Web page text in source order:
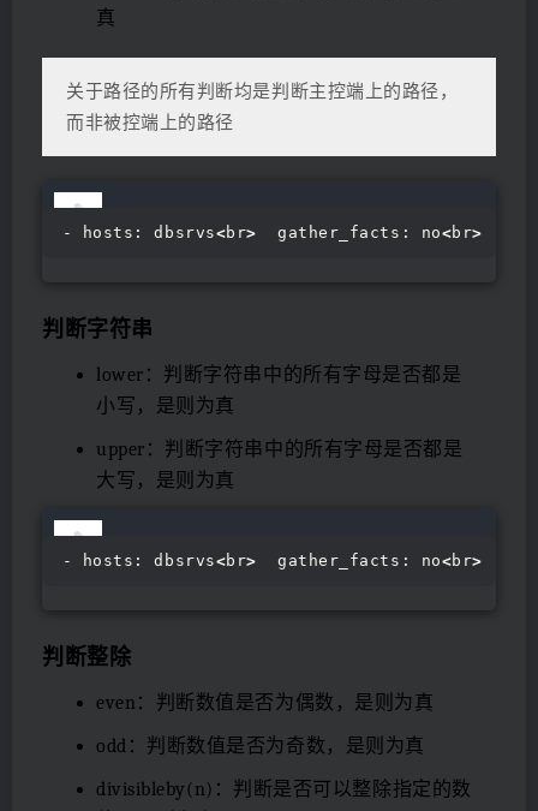
真
关于路径的所有判断均是判断主控端上的路径，
而非被控端上的路径
- hosts: dbsrvs<br>
  gather_facts: no
<br>
判断字符串
lower：判断字符串中的所有字母是否都是
小写，是则为真
upper：判断字符串中的所有字母是否都是
大写，是则为真
- hosts: dbsrvs<br>
  gather_facts: no
<br>
判断整除
even：判断数值是否为偶数，是则为真
odd：判断数值是否为奇数，是则为真
divisibleby(n)：判断是否可以整除指定的数